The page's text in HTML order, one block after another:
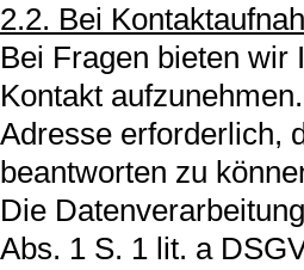
2.2. Bei
Bei Fragen bieten wir
Kontakt
Adresse erforderlich,
beantworten zu
Die
Abs. 1 S. 1 lit. a